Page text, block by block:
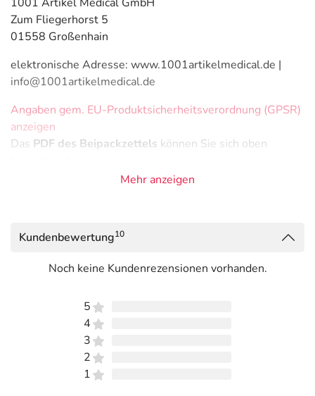
Zum Fliegerhorst 5
01558 Großenhain
elektronische Adresse: www.1001artikelmedical.de |
info@1001artikelmedical.de
Angaben gem. EU-Produktsicherheitsverordnung (GPSR)
anzeigen
Das PDF des Beipackzettels können Sie sich oben
Mehr anzeigen
Kundenbewertung10
Noch keine Kundenrezensionen vorhanden.
5
4
3
2
1